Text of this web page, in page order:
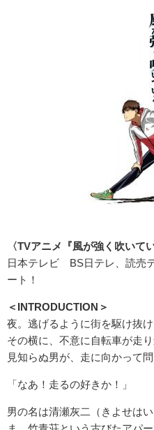
〈TVアニメ『風が強く吹いて
日本テレビ BS日テレ、読売
ート！
＜INTRODUCTION＞
夜。逃げるように街を駆け抜
その横に、不意に自転車が走り
見知らぬ男が、走に向かって問
「なあ！走るの好きか！」
男の名は清瀬灰二（きよせは